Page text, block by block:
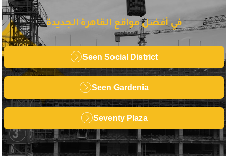
في أفضل مواقع القاهرة الجديدة
Seen Social District
Seen Gardenia
Seventy Plaza